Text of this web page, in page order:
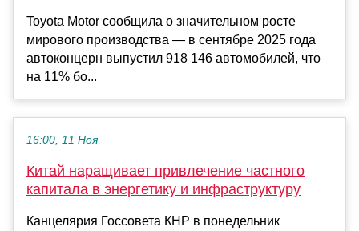
Toyota Motor сообщила о значительном росте
мирового производства — в сентябре 2025 года
автоконцерн выпустил 918 146 автомобилей, что
на 11% бо...
16:00, 11 Ноя
Китай наращивает привлечение частного
капитала в энергетику и инфраструктуру
Канцелярия Госсовета КНР в понедельник